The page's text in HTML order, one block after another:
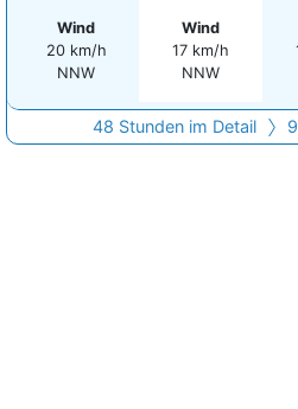
Wind
20 km/h
NNW
Wind
17 km/h
NNW
48 Stunden im Detail